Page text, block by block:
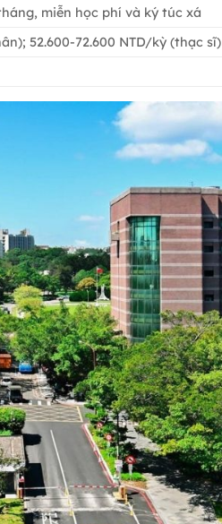
miễn học phí và ký túc xá
52.600-72.600 NTD/kỳ (thạc sĩ)